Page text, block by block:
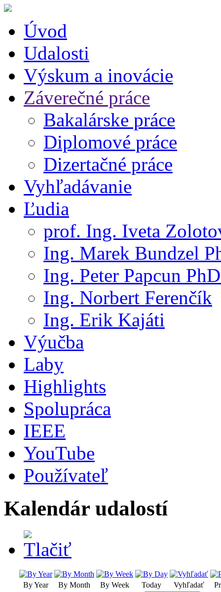
Úvod
Udalosti
Výskum a inovácie
Záverečné práce
Bakalárske práce
Diplomové práce
Dizertačné práce
Vyhľadávanie
Ľudia
prof. Ing. Iveta
Ing. Marek Bundzel
Ing. Peter Papcun
Ing. Norbert Ferenčík
Ing. Erik Kajáti
Výučba
Laby
Highlights
Spolupráca
IEEE
YouTube
Používateľ
Kalendár udalostí
By Year By Month By Week Today Vyhľadať